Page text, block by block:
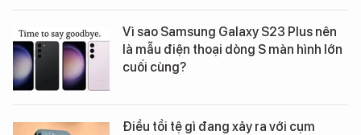
Vì sao Samsung Galaxy S23 Plus nên
là mẫu điện thoại dòng S màn hình lớn
cuối cùng?
Điều tồi tệ gì đang xảy ra với cụm